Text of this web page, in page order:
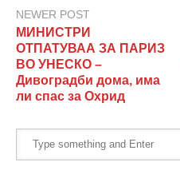
NEWER POST
МИНИСТРИ
ОТПАТУВАА ЗА ПАРИЗ
ВО УНЕСКО –
Дивоградби дома, има
ли спас за Охрид